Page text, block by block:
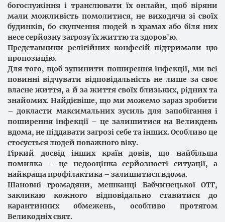
богослужіння і транслювати їх онлайн, щоб віряни
мали можливість помолитися, не виходячи зі своїх
будинків, бо скупчення людей в храмах або біля них
несе серйозну загрозу їх життю та здоров'ю.
Представники релігійних конфесій підтримали цю
пропозицію.
Для того, щоб зупинити поширення інфекції, ми всі
повинні відчувати відповідальність не лише за своє
власне життя, а й за життя своїх близьких, рідних та
знайомих. Найдієвіше, що ми можемо зараз зробити
– докласти максимальних зусиль для запобігання і
поширення інфекції – це залишитися на Великдень
вдома, не піддавати загрозі себе та інших. Особливо це
стосується людей поважного віку.
Гіркий досвід інших країн довів, що найбільша
помилка – це недооцінка серйозності ситуації, а
найкраща профілактика – залишитися вдома.
Шановні громадяни, мешканці Бабчинецької ОТГ,
закликаю кожного відповідально ставитися до
карантинних обмежень, особливо протягом
Великодніх свят.